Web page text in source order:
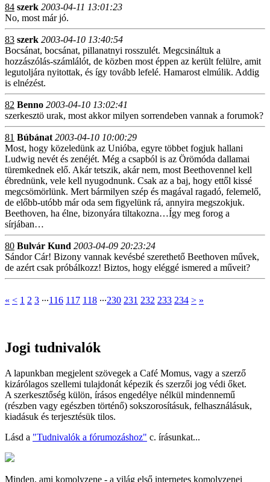
84 szerk 2003-04-11 13:01:23
No, most már jó.
83 szerk 2003-04-10 13:40:54
Bocsánat, bocsánat, pillanatnyi rosszulét. Megcsináltuk a
hozzászólás-számlálót, de közben most éppen az került felülre, amit
legutoljára nyitottak, és így tovább lefelé. Hamarost elmúlik. Addig
is elnézést.
82 Benno 2003-04-10 13:02:41
szerkesztö urak, most akkor milyen sorrendeben vannak a forumok?
81 Búbánat 2003-04-10 10:00:29
Most, hogy közeledünk az Unióba, egyre többet fogjuk hallani
Ludwig nevét és zenéjét. Még a csapból is az Örömóda dallamai
türemkednek elő. Akár tetszik, akár nem, most Beethovennel kell
ébrednünk, vele kell nyugodnunk. Csak az a baj, hogy ettől kissé
megcsömörlünk. Mert bármilyen szép és magával ragadó, felemelő,
de előbb-utóbb már oda sem figyelünk rá, annyira megszokjuk.
Beethoven, ha élne, bizonyára tiltakozna…Így meg forog a
sírjában…
80 Bulvár Kund 2003-04-09 20:23:24
Sándor Cár! Bizony vannak kevésbé szerethető Beethoven művek,
de azért csak próbálkozz! Biztos, hogy eléggé ismered a műveit?
« < 1 2 3 ∙∙∙116 117 118 ∙∙∙230 231 232 233 234 > »
Jogi tudnivalók
A lapunkban megjelent szövegek a Café Momus, vagy a szerző
kizárólagos szellemi tulajdonát képezik és szerzői jog védi őket.
A szerkesztőség külön, írásos engedélye nélkül mindennemű
(részben vagy egészben történő) sokszorosításuk, felhasználásuk,
kiadásuk és terjesztésük tilos.
Lásd a "Tudnivalók a fórumozáshoz" c. írásunkat...
Minden, ami komolyzene - a világ első internetes komolyzenei